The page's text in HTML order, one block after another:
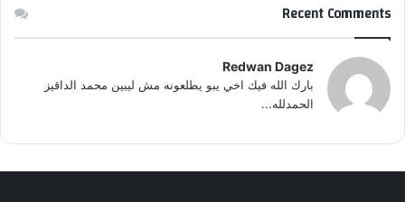
Recent Comments
Redwan Dagez
بارك الله فيك اخي يبو يطلعونه مش ليبين محمد الداقيز
الحمدلله...